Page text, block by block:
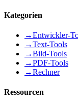
Kategorien
→Entwickler-
→Text-Tools
→Bild-Tools
→PDF-Tools
→Rechner
Ressourcen